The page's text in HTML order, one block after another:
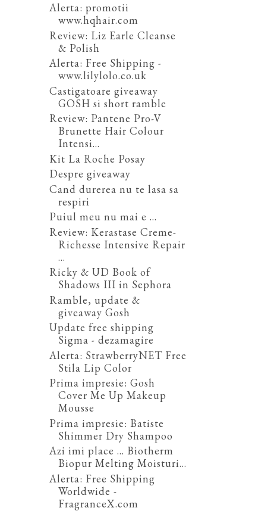
Alerta: promotii
www.hqhair.com
Review: Liz Earle Cleanse
& Polish
Alerta: Free Shipping -
www.lilylolo.co.uk
Castigatoare giveaway
GOSH si short ramble
Review: Pantene Pro-V
Brunette Hair Colour
Intensi...
Kit La Roche Posay
Despre giveaway
Cand durerea nu te lasa sa
respiri
Puiul meu nu mai e ...
Review: Kerastase Creme-
Richesse Intensive Repair
...
Ricky & UD Book of
Shadows III in Sephora
Ramble, update &
giveaway Gosh
Update free shipping
Sigma - dezamagire
Alerta: StrawberryNET Free
Stila Lip Color
Prima impresie: Gosh
Cover Me Up Makeup
Mousse
Prima impresie: Batiste
Shimmer Dry Shampoo
Azi imi place ... Biotherm
Biopur Melting Moisturi...
Alerta: Free Shipping
Worldwide -
FragranceX.com